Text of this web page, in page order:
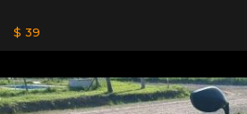
$ 39